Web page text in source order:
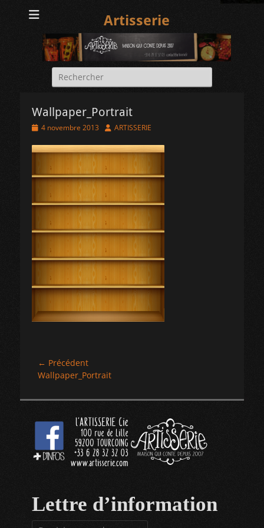
Artisserie
Rechercher :
Wallpaper_Portrait
Posted
4 novembre 2013 Author
ARTISSERIE
Navigation
de
← Précédent
Article
Wallpaper_Portrait
Lettre d’information